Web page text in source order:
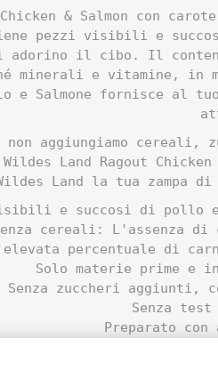
& Salmon con
pezzi visibili e
adorino il cibo. Il
minerali e vitamine, in
e Salmone fornisce
non aggiungiamo
Land Ragout
Land la tua zampa
e succosi di pollo
cereali: L'assenza
percentuale di
Solo materie prime e
Senza zuccheri aggiunti,
Senza
Preparato con